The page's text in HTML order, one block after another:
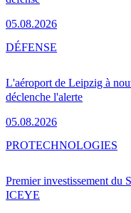
05.08.2026
L'aéroport de Leipzig à
déclenche l'alerte
05.08.2026
DÉFENSE
Premier investissement du
ICEYE
PROTECHNOLOGIES